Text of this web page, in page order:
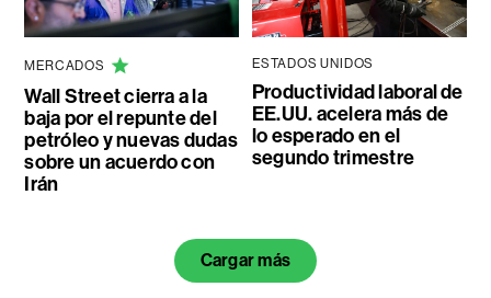
MERCADOS
Wall Street cierra a la
baja por el repunte del
petróleo y nuevas dudas
sobre un acuerdo con
Irán
ESTADOS UNIDOS
Productividad laboral de
EE.UU. acelera más de
lo esperado en el
segundo trimestre
Cargar más